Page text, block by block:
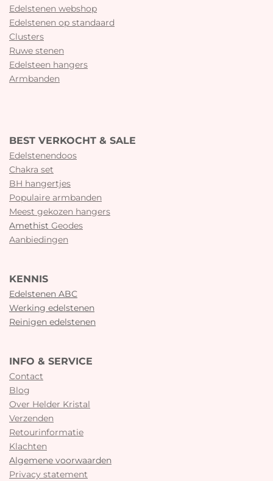
Edelstenen webshop
Edelstenen op standaard
Clusters
Ruwe stenen
Edelsteen hangers
Armbanden
BEST VERKOCHT & SALE
Edelstenendoos
Chakra set
BH hangertjes
Populaire armbanden
Meest gekozen hangers
Amethist Geodes
Aanbiedingen
KENNIS
Edelstenen ABC
Werking edelstenen
Reinigen edelstenen
INFO & SERVICE
Contact
Blog
Over Helder Kristal
Verzenden
Retourinformatie
Klachten
Algemene voorwaarden
Privacy statement